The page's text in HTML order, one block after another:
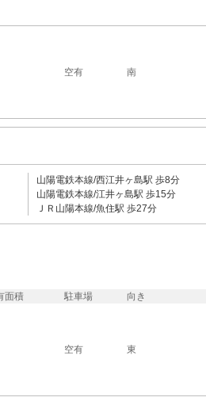
空有 南
山陽電鉄本線/西江井ヶ島駅 歩8分
山陽電鉄本線/江井ヶ島駅 歩15分
ＪＲ山陽本線/魚住駅 歩27分
面積 駐車場 向き
空有 東